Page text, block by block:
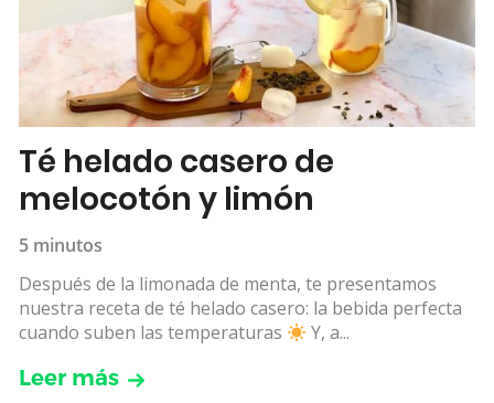
Té helado casero de
melocotón y limón
5 minutos
Después de la limonada de menta, te presentamos
nuestra receta de té helado casero: la bebida perfecta
cuando suben las temperaturas
Y, a...
Leer más